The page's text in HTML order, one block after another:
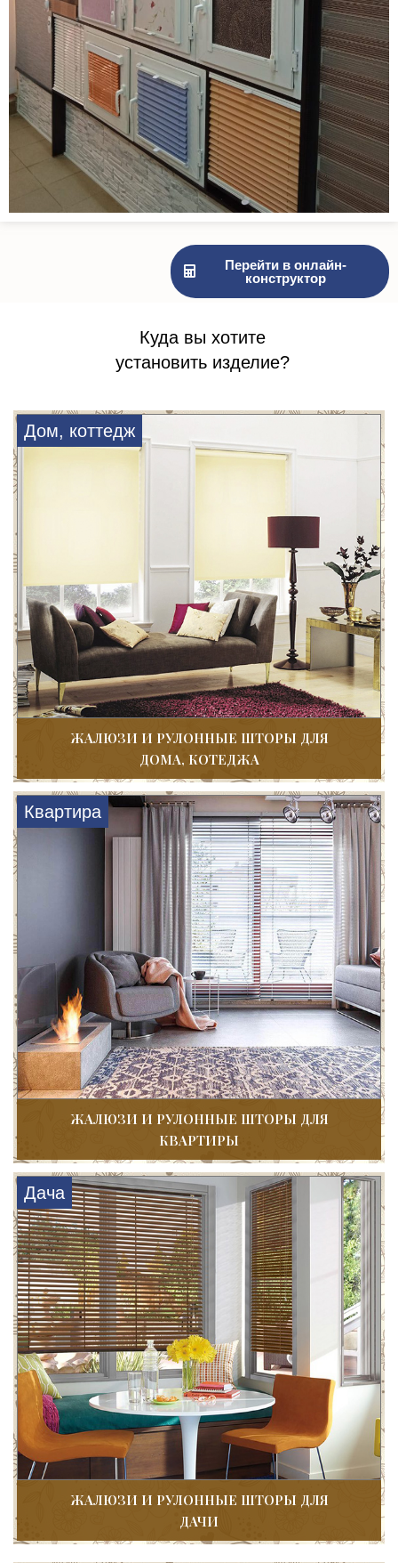
Перейти в онлайн-
конструктор
Куда вы хотите
установить изделие?
Дом, коттедж
ЖАЛЮЗИ И РУЛОННЫЕ ШТОРЫ ДЛЯ
ДОМА, КОТЕДЖА
Квартира
ЖАЛЮЗИ И РУЛОННЫЕ ШТОРЫ ДЛЯ
КВАРТИРЫ
Дача
ЖАЛЮЗИ И РУЛОННЫЕ ШТОРЫ ДЛЯ
ДАЧИ